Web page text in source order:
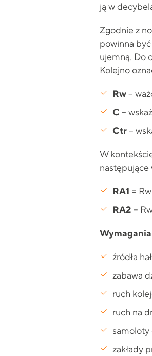
ją w
Zgodnie z
powinna
ujemną. Do
Kolejno
Rw–
C –
Ctr–
W
następujące
RA1 =
RA2 =
Wymagania
źródła
zabawa
ruch
ruch na
samoloty
zakłady